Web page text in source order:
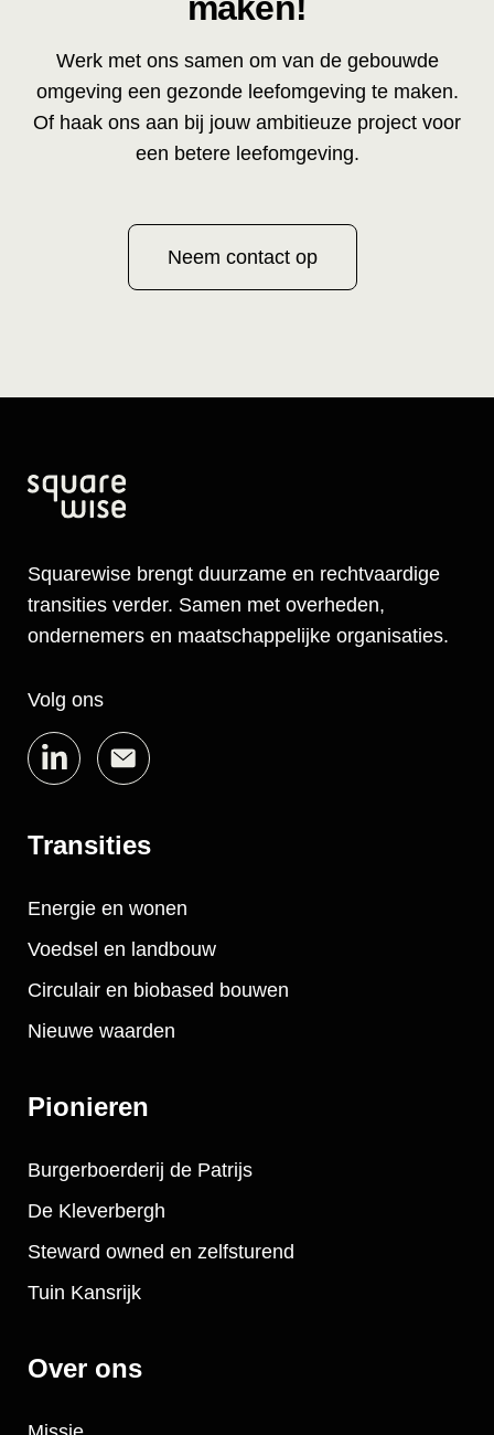
Werk met ons samen om van de gebouwde
omgeving een gezonde leefomgeving te maken.
Of haak ons aan bij jouw ambitieuze project voor
een betere leefomgeving.
Neem contact op
Squarewise brengt duurzame en rechtvaardige
transities verder. Samen met overheden,
ondernemers en maatschappelijke organisaties.
Volg ons
Transities
Energie en wonen
Voedsel en landbouw
Circulair en biobased bouwen
Nieuwe waarden
Pionieren
Burgerboerderij de Patrijs
De Kleverbergh
Steward owned en zelfsturend
Tuin Kansrijk
Over ons